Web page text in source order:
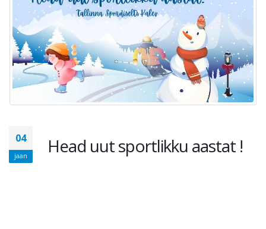
04
jaan Head uut sportlikku aastat !